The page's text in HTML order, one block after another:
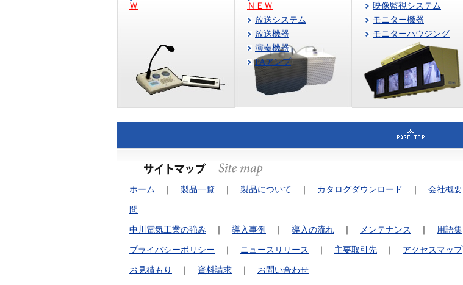
Ｗ
ＮＥＷ
放送システム
放送機器
演奏機器
PAアンプ
映像監視システム
モニター機器
モニターハウジング
ホーム ｜ 製品一覧 ｜ 製品について ｜ カタログダウンロード ｜ 会社概要
問
中川電気工業の強み ｜ 導入事例 ｜ 導入の流れ ｜ メンテナンス ｜ 用語集
プライバシーポリシー ｜ ニュースリリース ｜ 主要取引先 ｜ アクセスマップ
お見積もり ｜ 資料請求 ｜ お問い合わせ